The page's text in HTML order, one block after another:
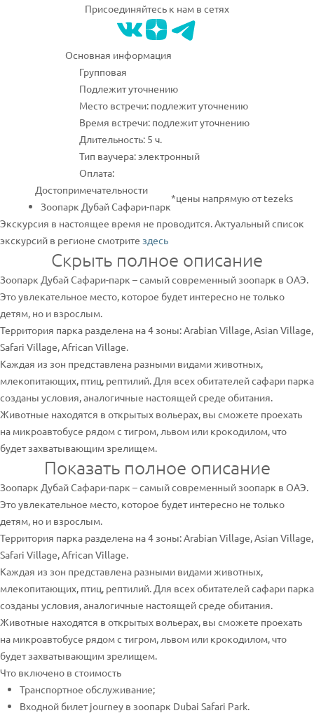
Присоединяйтесь к нам в сетях
Основная информация
Групповая
Подлежит уточнению
Место встречи: подлежит уточнению
Время встречи: подлежит уточнению
Длительность: 5 ч.
Тип ваучера: электронный
Оплата:
Достопримечательности
Зоопарк Дубай Сафари-парк
*цены напрямую от tezeks
Экскурсия в настоящее время не проводится. Актуальный список
экскурсий в регионе смотрите здесь
Скрыть полное описание
Зоопарк Дубай Сафари-парк – самый современный зоопарк в ОАЭ.
Это увлекательное место, которое будет интересно не только
детям, но и взрослым.
Территория парка разделена на 4 зоны: Arabian Village, Asian Village,
Safari Village, African Village.
Каждая из зон представлена разными видами животных,
млекопитающих, птиц, рептилий. Для всех обитателей сафари парка
созданы условия, аналогичные настоящей среде обитания.
Животные находятся в открытых вольерах, вы сможете проехать
на микроавтобусе рядом с тигром, львом или крокодилом, что
будет захватывающим зрелищем.
Показать полное описание
Зоопарк Дубай Сафари-парк – самый современный зоопарк в ОАЭ.
Это увлекательное место, которое будет интересно не только
детям, но и взрослым.
Территория парка разделена на 4 зоны: Arabian Village, Asian Village,
Safari Village, African Village.
Каждая из зон представлена разными видами животных,
млекопитающих, птиц, рептилий. Для всех обитателей сафари парка
созданы условия, аналогичные настоящей среде обитания.
Животные находятся в открытых вольерах, вы сможете проехать
на микроавтобусе рядом с тигром, львом или крокодилом, что
будет захватывающим зрелищем.
Что включено в стоимость
Транспортное обслуживание;
Входной билет journey в зоопарк Dubai Safari Park.